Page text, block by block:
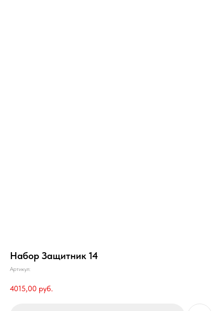
Набор Защитник 14
Артикул:
4015,00 руб.